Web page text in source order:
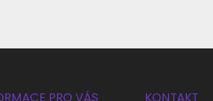
PRO VÁS KONTAKT